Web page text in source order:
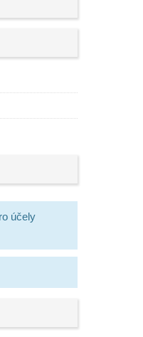
účely